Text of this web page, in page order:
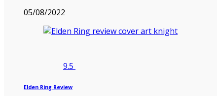
05/08/2022
9.5
Elden Ring Review